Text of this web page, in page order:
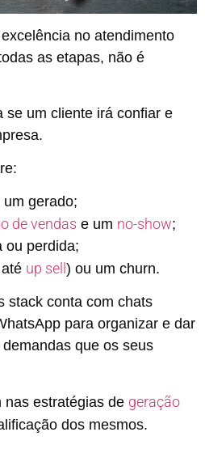
no atendimento
as etapas, não é
se um cliente irá confiar e
gerado;
de vendas e um no-show;
ou perdida;
up sell ) ou um churn.
stack conta com chats
para organizar e dar
que os seus
nas estratégias de geração
dos mesmos.